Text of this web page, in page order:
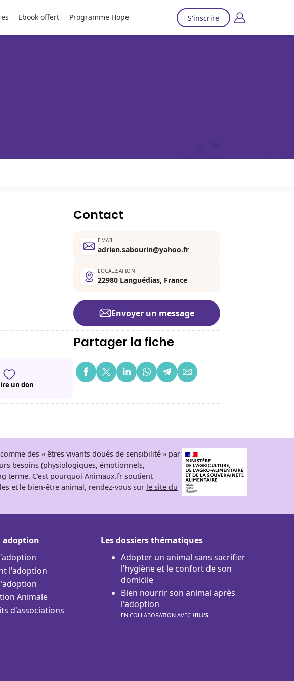
Ebook offert Programme Hope S'inscrire
Contact
EMAIL
adrien.sabourin@yahoo.fr
LOCALISATION
22980 Languédias, France
Envoyer un message
un don
Partager la fiche
des « êtres vivants doués de sensibilité » par
besoins (physiologiques, émotionnels,
terme. C’est pourquoi Animaux.fr soutient
et le bien-être animal, rendez-vous sur le site du
adoption
l'adoption
Animale
d'associations
Les dossiers thématiques
Adopter un animal sans sacrifier
l’hygiène et le confort de son
domicile
Bien nourrir son animal après
l'adoption
EN COLLABORATION AVEC HILL'S